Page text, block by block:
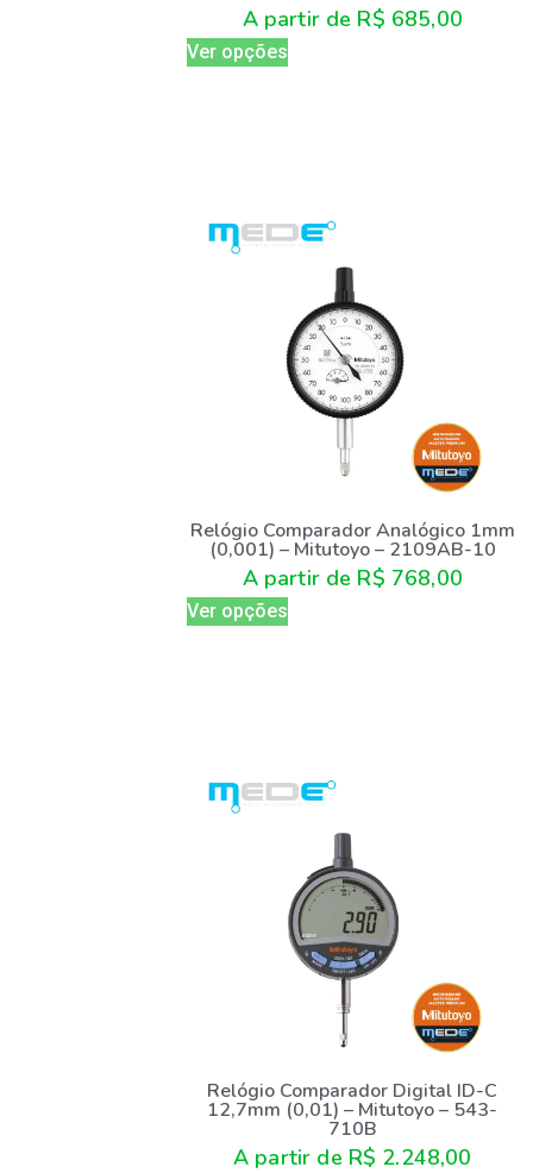
A partir de R$ 685,00
Ver opções
Relógio Comparador Analógico 1mm
(0,001) – Mitutoyo – 2109AB-10
A partir de R$ 768,00
Ver opções
Relógio Comparador Digital ID-C
12,7mm (0,01) – Mitutoyo – 543-
710B
A partir de R$ 2.248,00